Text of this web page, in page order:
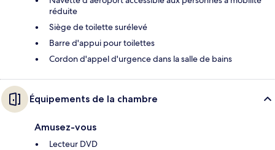
réduite
Siège de toilette surélevé
Barre d'appui pour toilettes
Cordon d'appel d'urgence dans la salle de bains
Équipements de la chambre
Amusez-vous
Lecteur DVD